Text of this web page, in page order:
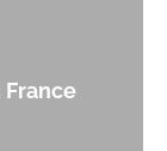
France